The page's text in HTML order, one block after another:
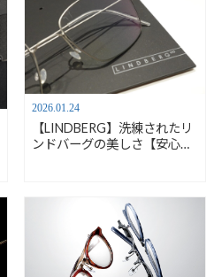
2026.01.24
【LINDBERG】洗練されたリ
ンドバーグの美しさ【安心堂